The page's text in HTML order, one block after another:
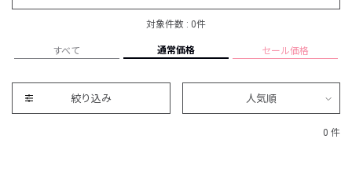
対象件数 : 0件
すべて 通常価格 セール価格
絞り込み 人気順
0 件